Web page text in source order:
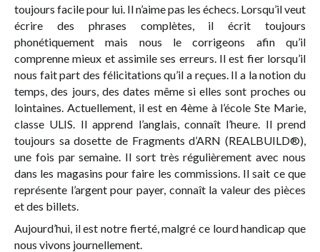
toujours facile pour lui. Il n’aime pas les échecs. Lorsqu’il veut
écrire des phrases complètes, il écrit toujours
phonétiquement mais nous le corrigeons afin qu’il
comprenne mieux et assimile ses erreurs. Il est fier lorsqu’il
nous fait part des félicitations qu’il a reçues. Il a la notion du
temps, des jours, des dates même si elles sont proches ou
lointaines. Actuellement, il est en 4ème à l’école Ste Marie,
classe ULIS. Il apprend l’anglais, connaît l’heure. Il prend
toujours sa dosette de Fragments d’ARN (REALBUILD®),
une fois par semaine. Il sort très régulièrement avec nous
dans les magasins pour faire les commissions. Il sait ce que
représente l’argent pour payer, connaît la valeur des pièces
et des billets.
Aujourd’hui, il est notre fierté, malgré ce lourd handicap que
nous vivons journellement.